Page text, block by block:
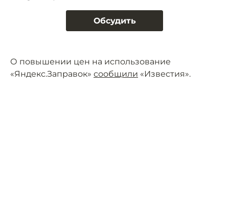
Обсудить
О повышении цен на использование
«Яндекс.Заправок» сообщили «Известия».